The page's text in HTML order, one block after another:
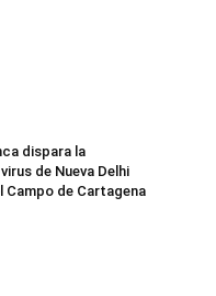
dispara la
de Nueva Delhi
Campo de Cartagena